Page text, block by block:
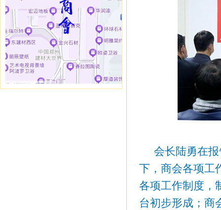
会长陆勇在报
下，商会各项工
各项工作制度，
台初步形成；商